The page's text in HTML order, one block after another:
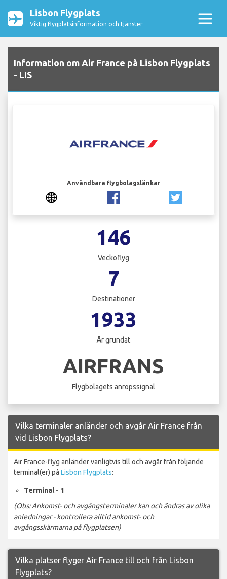
Lisbon Flygplats
Viktig flygplatsinformation och tjänster
Information om Air France på Lisbon Flygplats
- LIS
Användbara flygbolagslänkar
146
Veckoflyg
7
Destinationer
1933
År grundat
AIRFRANS
Flygbolagets anropssignal
Vilka terminaler anländer och avgår Air France från
vid Lisbon Flygplats?
Air France-flyg anländer vanligtvis till och avgår från följande
terminal(er) på Lisbon Flygplats:
Terminal - 1
(Obs: Ankomst- och avgångsterminaler kan och ändras av olika
anledningar - kontrollera alltid ankomst- och
avgångsskärmarna på flygplatsen)
Vilka platser flyger Air France till och från Lisbon
Flygplats?